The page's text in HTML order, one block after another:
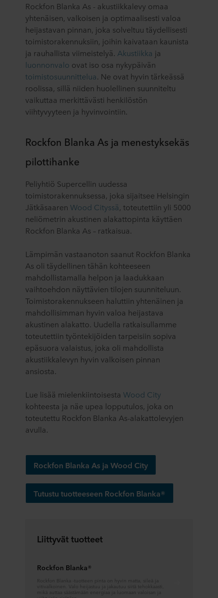
Rockfon Blanka As - akustiikkalevy omaa
yhtenäisen, valkoisen ja optimaalisesti valoa
heijastavan pinnan, joka solveltuu täydellisesti
toimistorakennuksiin, joihin kaivataan kaunista
ja rauhallista viimeistelyä. Akustiikka ja
luonnonvalo ovat iso osa nykypäivän
toimistosuunnittelua. Ne ovat hyvin tärkeässä
roolissa, sillä niiden huolellinen suunniteltu
vaikuttaa merkittävästi henkilöstön
viihtyvyyteen ja hyvinvointiin.
Rockfon Blanka As ja menestyksekäs
pilottihanke
Peliyhtiö Supercellin uudessa
toimistorakennuksessa, joka sijaitsee Helsingin
Jätkäsaaren Wood Cityssä, toteutettiin yli 5000
neliömetrin akustinen alakattopinta käyttäen
Rockfon Blanka As – ratkaisua.
Lämpimän vastaanoton saanut Rockfon Blanka
As oli täydellinen tähän kohteeseen
mahdollistamalla helpon ja laadukkaan
vaihtoehdon näyttävien tilojen suunniteluun.
Toimistorakennukseen haluttiin yhtenäinen ja
mahdollisimman hyvin valoa heijastava
akustinen alakatto. Uudella ratkaisullamme
toteutettiin työntekijöiden tarpeisiin sopiva
epäsuora valaistus, joka oli mahdollista
akustiikkalevyn hyvin valkoisen pinnan
ansiosta.
Lue lisää mielenkiintoisesta Wood City
kohteesta ja näe upea lopputulos, joka on
toteutettu Rockfon Blanka As-alakattolevyjen
avulla.
Rockfon Blanka As ja Wood City
Tutustu tuotteeseen Rockfon Blanka®
Liittyvät tuotteet
Rockfon Blanka®
Rockfon Blanka -tuotteen pinta on hyvin matta, sileä ja
vitivalkoinen. Valo heijastuu ja jakautuu siitä tehokkaasti,
mikä auttaa säästämään energiaa ja luomaan valoisan ja